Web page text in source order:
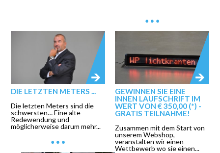
GEWINNEN SIE EINE
INNEN LAUFSCHRIFT IM
WERT VON € 350,00 (*) -
GRATIS TEILNAHME!
Zusammen mit dem Start von
unserem Webshop,
veranstalten wir einen
Wettbewerb wo sie einen...
DIE LETZTEN METERS ...
Die letzten Meters sind die
schwersten… Eine alte
Redewendung und
möglicherweise darum mehr...